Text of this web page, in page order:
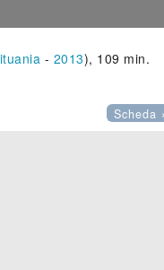
- 2013), 109 min.
Scheda